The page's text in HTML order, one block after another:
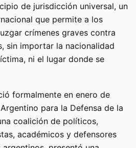
de jurisdicción universal, un
que permite a los
crímenes graves contra
sin importar la nacionalidad
ni el lugar donde se
formalmente en enero de
para la Defensa de la
coalición de políticos,
académicos y defensores